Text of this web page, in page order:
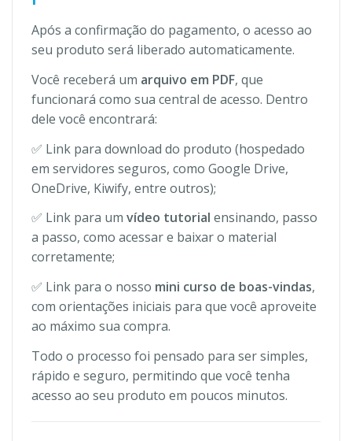
Após a confirmação do pagamento, o acesso ao
seu produto será liberado automaticamente.
Você receberá um arquivo em PDF, que
funcionará como sua central de acesso. Dentro
dele você encontrará:
✅ Link para download do produto (hospedado
em servidores seguros, como Google Drive,
OneDrive, Kiwify, entre outros);
✅ Link para um vídeo tutorial ensinando, passo
a passo, como acessar e baixar o material
corretamente;
✅ Link para o nosso mini curso de boas-vindas,
com orientações iniciais para que você aproveite
ao máximo sua compra.
Todo o processo foi pensado para ser simples,
rápido e seguro, permitindo que você tenha
acesso ao seu produto em poucos minutos.